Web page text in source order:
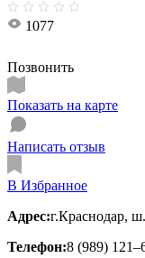
1077
Позвонить
Показать на карте
Написать отзыв
В Избранное
Адрес:г.Краснодар,
Телефон:8 (989)